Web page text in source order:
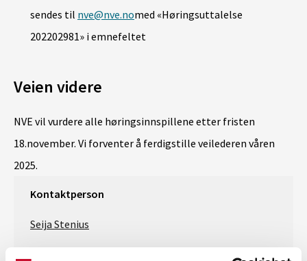
sendes til nve@nve.nomed «Høringsuttalelse
202202981» i emnefeltet
Veien videre
NVE vil vurdere alle høringsinnspillene etter fristen
18.november. Vi forventer å ferdigstille veilederen våren
2025.
Kontaktperson
Seija Stenius